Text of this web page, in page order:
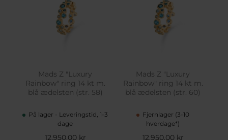
Mads Z "Luxury
Rainbow" ring 14 kt m.
blå ædelsten (str. 58)
På lager - Leveringstid, 1-3
dage
12.950,00 kr
Mads Z "Luxury
Rainbow" ring 14 kt m.
blå ædelsten (str. 60)
Fjernlager (3-10
hverdage*)
12.950,00 kr